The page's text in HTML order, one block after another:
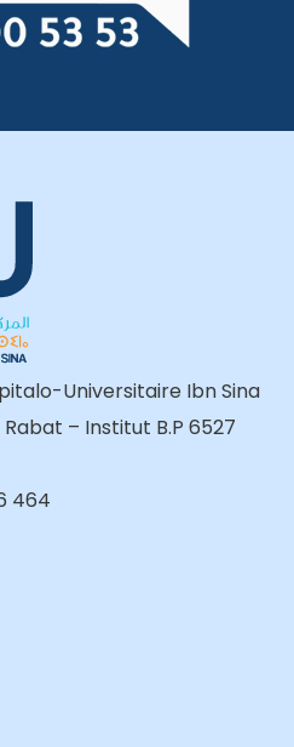
Universitaire Ibn Sina
– Institut B.P 6527
464